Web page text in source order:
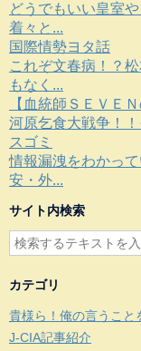
どうでもいい皇室
着々と...
国際情勢ヨタ話
これぞ文春病！？
もなく...
【血統師ＳＥＶＥ
河原乞食大戦争！
スゴミ
情報漏洩をわかっ
安・外...
サイト内検索
カテゴリ
貴様ら！俺の言うこと
J-CIA記事紹介